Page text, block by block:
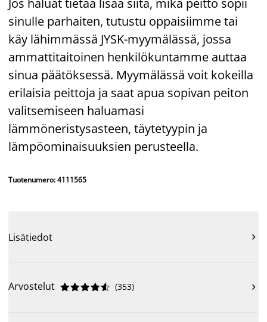
sinulle parhaiten, tutustu oppaisiimme tai
käy lähimmässä JYSK-myymälässä, jossa
ammattitaitoinen henkilökuntamme auttaa
sinua päätöksessä. Myymälässä voit kokeilla
erilaisia peittoja ja saat apua sopivan peiton
valitsemiseen haluamasi
lämmöneristysasteen, täytetyypin ja
lämpöominaisuuksien perusteella.
Tuotenumero: 4111565
Lisätiedot 
Arvostelut 




 (353) 